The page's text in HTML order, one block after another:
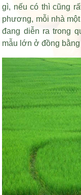
gì, nếu có thì cũng
phương, mỗi nhà
đang diễn ra trong
mẫu lớn ở đồng